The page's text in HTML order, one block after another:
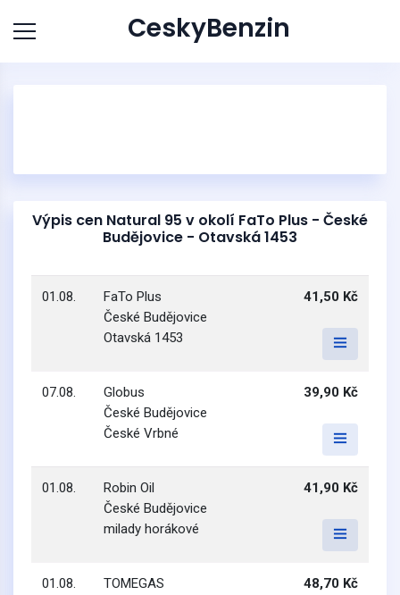
CeskyBenzin
Výpis cen Natural 95 v okolí FaTo Plus - České
Budějovice - Otavská 1453
01.08.
FaTo Plus
České Budějovice
Otavská 1453
41,50 Kč
07.08.
Globus
České Budějovice
České Vrbné
39,90 Kč
01.08.
Robin Oil
České Budějovice
milady horákové
41,90 Kč
01.08.
TOMEGAS
48,70 Kč